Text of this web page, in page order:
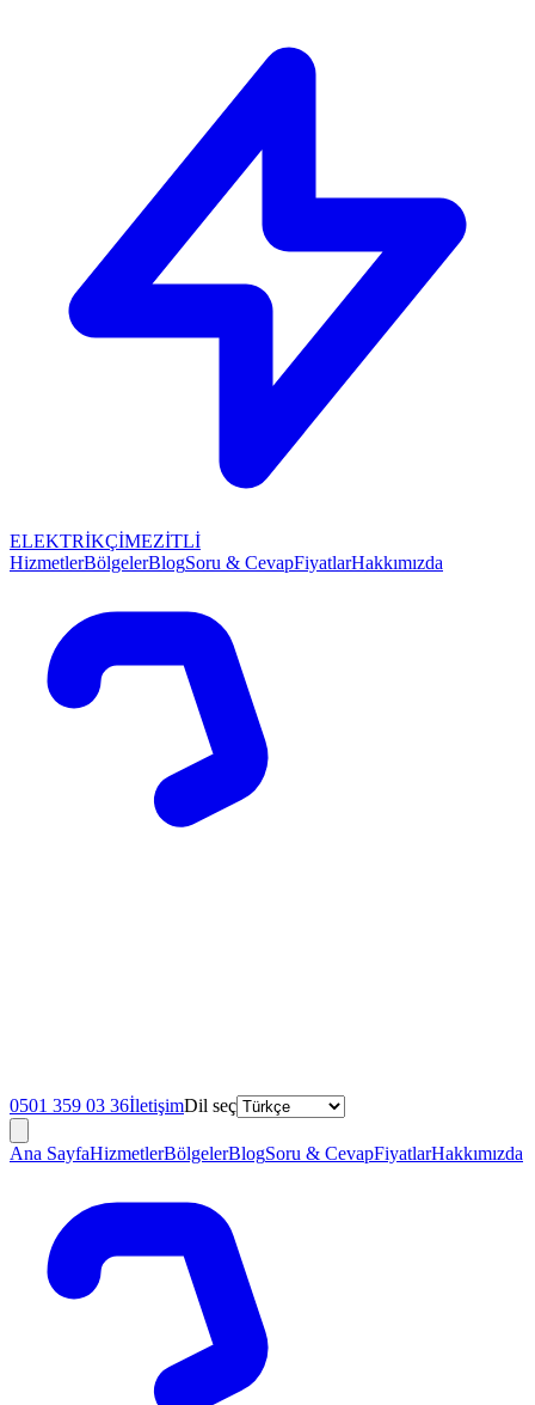
ELEKTRİKÇİMEZİTLİ
HizmetlerBölgelerBlogSoru & CevapFiyatlarHakkımızda
0501 359 03 36İletişimDil seç
Ana SayfaHizmetlerBölgelerBlogSoru & CevapFiyatlarHakkımızda